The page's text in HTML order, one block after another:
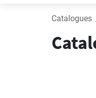
Catalogues